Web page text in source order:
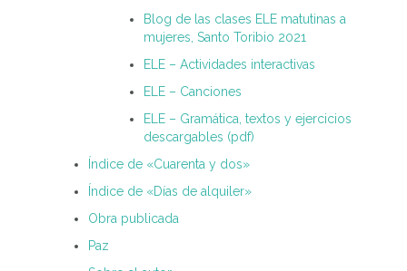
Blog de las clases ELE matutinas a
mujeres, Santo Toribio 2021
ELE – Actividades interactivas
ELE – Canciones
ELE – Gramática, textos y ejercicios
descargables (pdf)
Índice de «Cuarenta y dos»
Índice de «Días de alquiler»
Obra publicada
Paz